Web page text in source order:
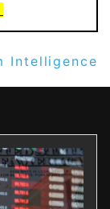
Intelligence